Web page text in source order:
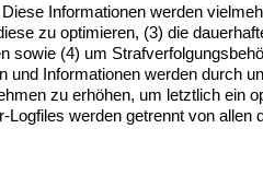
Informationen werden
zu optimieren, (3) die
sowie (4) um
und Informationen werden durch
zu erhöhen, um letztlich ein
werden getrennt von allen